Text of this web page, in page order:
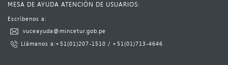
MESA DE AYUDA ATENCIÓN DE USUARIOS:
Escríbenos a:​​​
vuceayuda@mincetur.gob.pe​
L​lámanos a:​+51(01)​207-1510 ​​ / ​ +51(01)713-4646​​​​